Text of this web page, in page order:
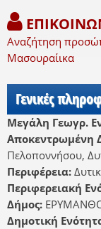
Αναζήτηση
Μασουραίικα
Γενικές
Μεγάλη Γεωγρ.
Αποκεντρωμένη
Πελοποννήσου,
Περιφέρεια:
Περιφερειακή
Δήμος:
Δημοτική